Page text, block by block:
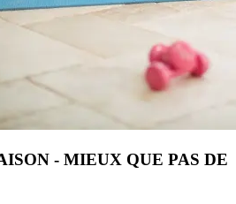
- MIEUX QUE PAS DE